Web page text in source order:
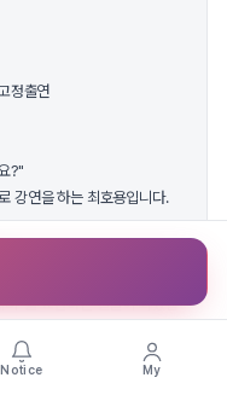
정출연
?"
강연을 하는 최호용입니다.
니다.
"를 표현하는 얼굴이 되겠습
Notice My